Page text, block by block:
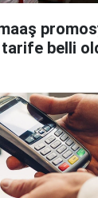
tarife belli